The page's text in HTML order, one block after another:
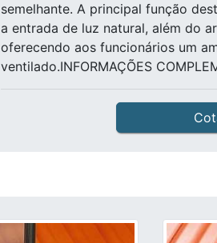
semelhante. A principal função
a entrada de luz natural, além do
oferecendo aos funcionários um
ventilado.INFORMAÇÕES